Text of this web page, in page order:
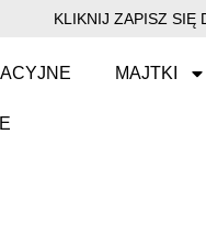
KLIKNIJ ZAPISZ SIĘ
MAJTKI